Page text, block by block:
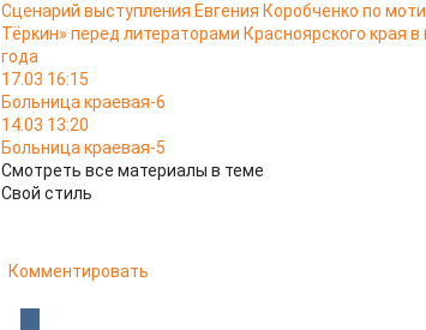
Сценарий выступления Евгения Коробченко по
Тёркин» перед литераторами Красноярского края в
года
17.03 16:15
Больница краевая-6
14.03 13:20
Больница краевая-5
Смотреть все материалы в теме
Свой стиль
Комментировать